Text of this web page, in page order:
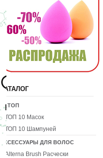
КАТАЛОГ
10 ТОП
ТОП 10 Масок
ТОП 10 Шампуней
АКСЕССУАРЫ ДЛЯ ВОЛОС
Alterna Brush Расчески